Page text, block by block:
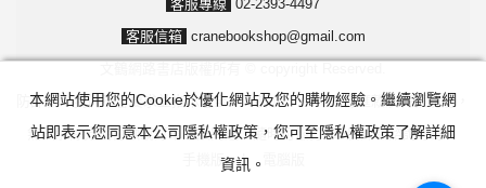
客服專線 02-2393-4497
客服信箱 cranebookshop@gmail.com
防詐騙！我們不會要求並指示您至ATM操作。ATM只有匯款及轉帳功能，
無法解除分期付款或訂單錯誤問題。隨時可撥打165反詐騙諮詢專線。
手機版 |
本網站使用您的Cookie於優化網站及您的購物經驗。繼續瀏覽網
站即表示您同意本公司隱私權政策，您可至隱私權政策了解詳細
資訊。